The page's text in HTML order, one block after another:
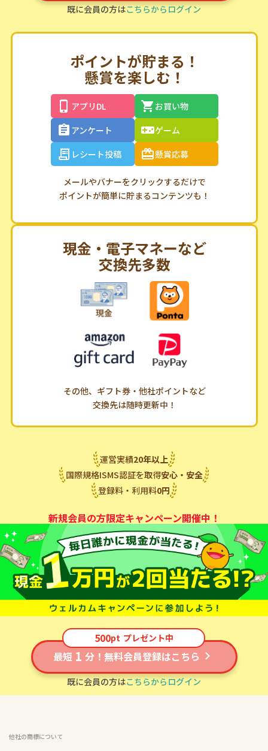
既に会員の方はこちらからログイン
ポイントが貯まる！
懸賞を楽しむ！
アプリDL
お買い物
アンケート
ゲーム
レシート投稿
懸賞応募
メールやバナーをクリックするだけで
ポイントが簡単に貯まるコンテンツも！
現金・電子マネーなど
交換先多数
その他、ギフト券・他社ポイントなど
交換先は随時更新中！
運営実績20年以上
国際規格ISMS認証を取得安心・安全
登録料・利用料0円
新規会員の方限定キャンペーン開催中！
500pt プレゼント中
最短 1 分！無料会員登録はこちら
既に会員の方はこちらからログイン
他社の商標について